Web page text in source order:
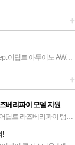
+
트 아두이노 AWR-A 로봇 자동차 키트 (ADA034)
+
ADR013 모델의 라즈베리파이 모델 지원 문의
베리파이 탱크 스마트 로봇 자동차 키트 (ADR013)
!